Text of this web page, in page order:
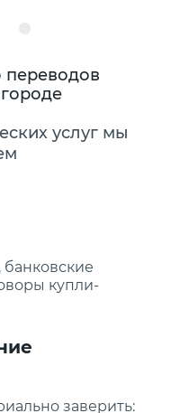
услуг мы
банковские
купли-
заверить: